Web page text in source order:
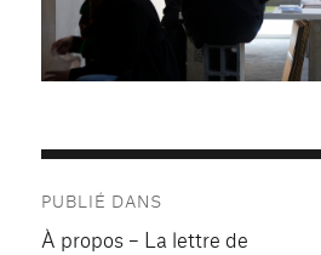
de
PUBLIÉ DANS
À propos – La lettre de